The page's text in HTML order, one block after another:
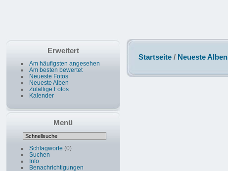
Erweitert
Am häufigsten angesehen
Am besten bewertet
Neueste Fotos
Neueste Alben
Zufällige Fotos
Kalender
Menü
Schlagworte (0)
Suchen
Info
Benachrichtigungen
Startseite/ Neueste Alben